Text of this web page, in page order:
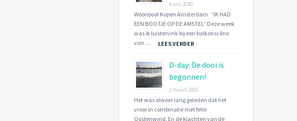
Remember me
4 juni 2020
Woonboot Kopen Amsterdam “IK HAD
EEN BOOTJE OP DE AMSTEL” Deze week
was ik luistervink bij een balkonscène
van …
LEES VERDER
D-day: De dooi is
begonnen!
2 maart 2018
Het was alweer lang geleden dat het
vroor in combinatie met felle
Oostenwind. En de klachten van de